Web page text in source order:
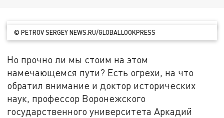
© PETROV SERGEY NEWS.RU/GLOBALLOOKPRESS
Но прочно ли мы стоим на этом
намечающемся пути? Есть огрехи, на что
обратил внимание и доктор исторических
наук, профессор Воронежского
государственного университета Аркадий